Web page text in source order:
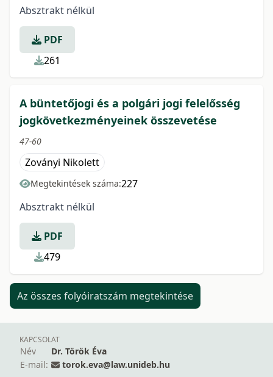
Absztrakt nélkül
PDF
261
A büntetőjogi és a polgári jogi felelősség
jogkövetkezményeinek összevetése
47-60
Zoványi Nikolett
Megtekintések száma:227
Absztrakt nélkül
PDF
479
Az összes folyóiratszám megtekintése
KAPCSOLAT
Név
Dr. Török Éva
E-mail:
torok.eva@law.unideb.hu